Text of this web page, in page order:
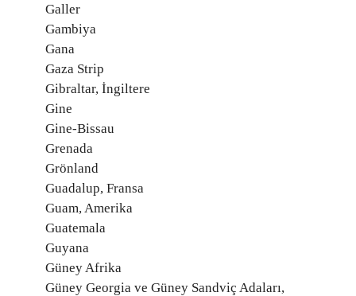
Galler
Gambiya
Gana
Gaza Strip
Gibraltar, İngiltere
Gine
Gine-Bissau
Grenada
Grönland
Guadalup, Fransa
Guam, Amerika
Guatemala
Guyana
Güney Afrika
Güney Georgia ve Güney Sandviç Adaları,